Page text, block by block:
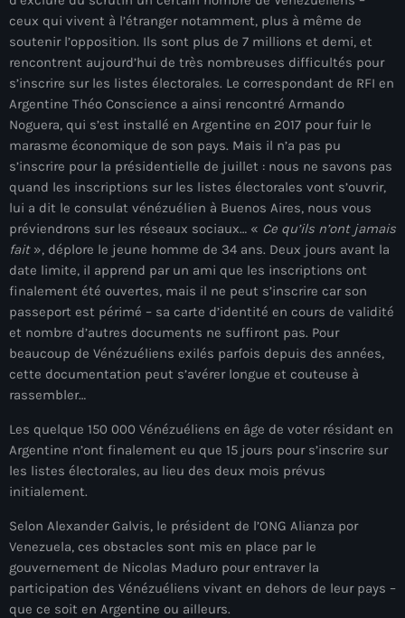
34th cohort of the PNH
400 Mawozo
400 Mawozo gang
739 new officers
79th UN General Assembly
A lire
AAN
Abrite-toi
Acte de l'Indépendance d'Haiti
Action humanitaire
activism
Actualités
Adriano Espaillat
Advox
Aéroport Antoine Simon des Cayes
Aéroport international Toussaint Louverture
Afghanistan
Afrique du Nord et Moyen-Orient
ceux qui vivent à l’étranger notamment, plus à même de
soutenir l’opposition. Ils sont plus de 7 millions et demi, et
rencontrent aujourd’hui de très nombreuses difficultés pour
s’inscrire sur les listes électorales. Le correspondant de RFI en
Argentine Théo Conscience a ainsi rencontré Armando
Noguera, qui s’est installé en Argentine en 2017 pour fuir le
marasme économique de son pays. Mais il n’a pas pu
s’inscrire pour la présidentielle de juillet : nous ne savons pas
quand les inscriptions sur les listes électorales vont s’ouvrir,
lui a dit le consulat vénézuélien à Buenos Aires, nous vous
préviendrons sur les réseaux sociaux… « Ce qu’ils n’ont jamais
fait», déplore le jeune homme de 34 ans. Deux jours avant la
date limite, il apprend par un ami que les inscriptions ont
finalement été ouvertes, mais il ne peut s’inscrire car son
passeport est périmé – sa carte d’identité en cours de validité
et nombre d’autres documents ne suffiront pas. Pour
beaucoup de Vénézuéliens exilés parfois depuis des années,
cette documentation peut s’avérer longue et couteuse à
rassembler…
Les quelque 150 000 Vénézuéliens en âge de voter résidant en
Argentine n’ont finalement eu que 15 jours pour s’inscrire sur
les listes électorales, au lieu des deux mois prévus
initialement.
Selon Alexander Galvis, le président de l’ONG Alianza por
Venezuela, ces obstacles sont mis en place par le
gouvernement de Nicolas Maduro pour entraver la
participation des Vénézuéliens vivant en dehors de leur pays –
que ce soit en Argentine ou ailleurs.